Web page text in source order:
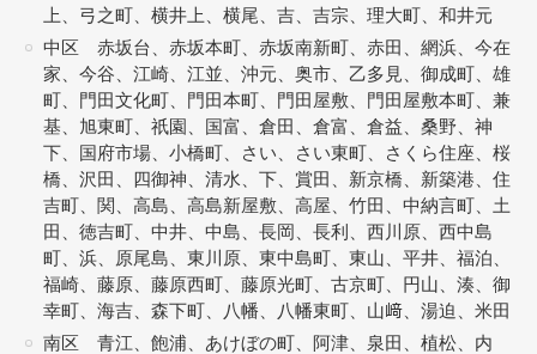
上、弓之町、横井上、横尾、吉、吉宗、理大町、和井元
中区 赤坂台、赤坂本町、赤坂南新町、赤田、網浜、今在
家、今谷、江崎、江並、沖元、奥市、乙多見、御成町、雄
町、門田文化町、門田本町、門田屋敷、門田屋敷本町、兼
基、旭東町、祇園、国富、倉田、倉富、倉益、桑野、神
下、国府市場、小橋町、さい、さい東町、さくら住座、桜
橋、沢田、四御神、清水、下、賞田、新京橋、新築港、住
吉町、関、高島、高島新屋敷、高屋、竹田、中納言町、土
田、徳吉町、中井、中島、長岡、長利、西川原、西中島
町、浜、原尾島、東川原、東中島町、東山、平井、福泊、
福崎、藤原、藤原西町、藤原光町、古京町、円山、湊、御
幸町、海吉、森下町、八幡、八幡東町、山﨑、湯迫、米田
南区 青江、飽浦、あけぼの町、阿津、泉田、植松、内